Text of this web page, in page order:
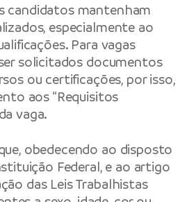
candidatos mantenham
especialmente ao
Para vagas
solicitados documentos
ou certificações, por isso,
aos “Requisitos
vaga.
obedecendo ao disposto
Federal, e ao artigo
das Leis Trabalhistas